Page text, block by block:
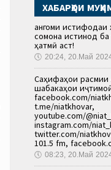
ХАБАРҲОИ
Ҳангоми
сомона истинод ба
ҳатмӣ аст!
🕔 20:24, 20.Май
Саҳифаҳои
шабакаҳои
facebook.com/
t.me/niatkhovar,
youtube.com/
instagram.com/
twitter.com/
101.5 fm,
🕔 08:23, 20.Май